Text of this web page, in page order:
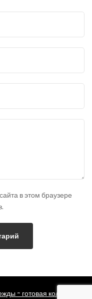
в этом браузере
~ готовая коллекция